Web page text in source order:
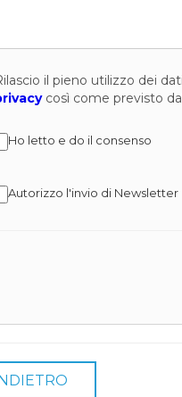
il pieno utilizzo dei
così come previsto
Ho letto e do il consenso
Autorizzo l'invio di Newsletter